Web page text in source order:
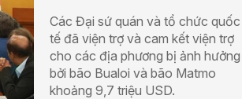
Các Đại sứ quán và tổ chức quốc
tế đã viện trợ và cam kết viện trợ
cho các địa phương bị ảnh hưởng
bởi bão Bualoi và bão Matmo
khoảng 9,7 triệu USD.